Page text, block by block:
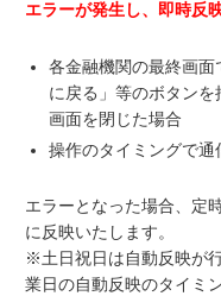
エラーが発生し、即時反
各金融機関の最終画
に戻る」等のボタン
画面を閉じた場合
操作のタイミングで
エラーとなった場合、定
に反映いたします。
※土日祝日は自動反映が
業日の自動反映のタイミ